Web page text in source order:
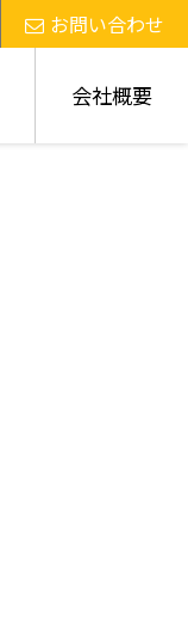
お問い合わせ
会社概要